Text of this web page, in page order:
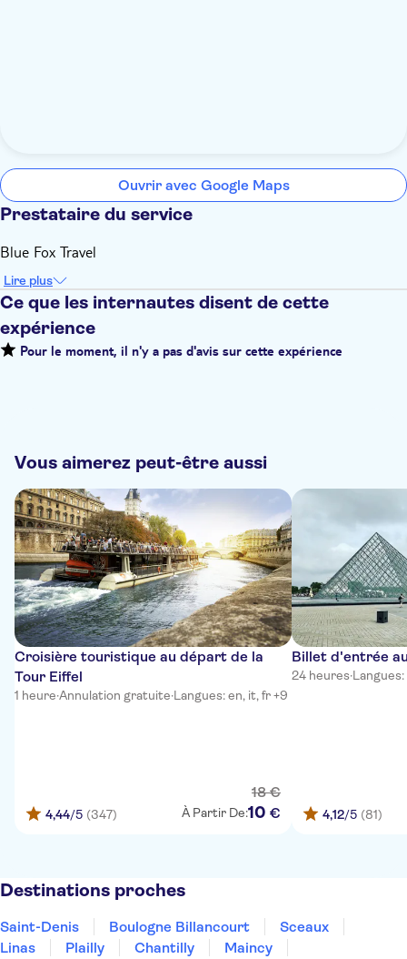
Ouvrir avec Google Maps
Prestataire du service
Blue Fox Travel
Lire plus
Ce que les internautes disent de cette
expérience
Pour le moment, il n'y a pas d'avis sur cette expérience
Vous aimerez peut-être aussi
Croisière touristique au départ de la
Tour Eiffel
1 heure·Annulation gratuite·Langues: en, it, fr +9
4,44/5 (347)
18 €
À Partir De:10 €
Billet d'entrée
24 heures·
4,12/5 (81)
Destinations proches
Saint-Denis Boulogne Billancourt
Sceaux
Linas
Plailly Chantilly
Maincy